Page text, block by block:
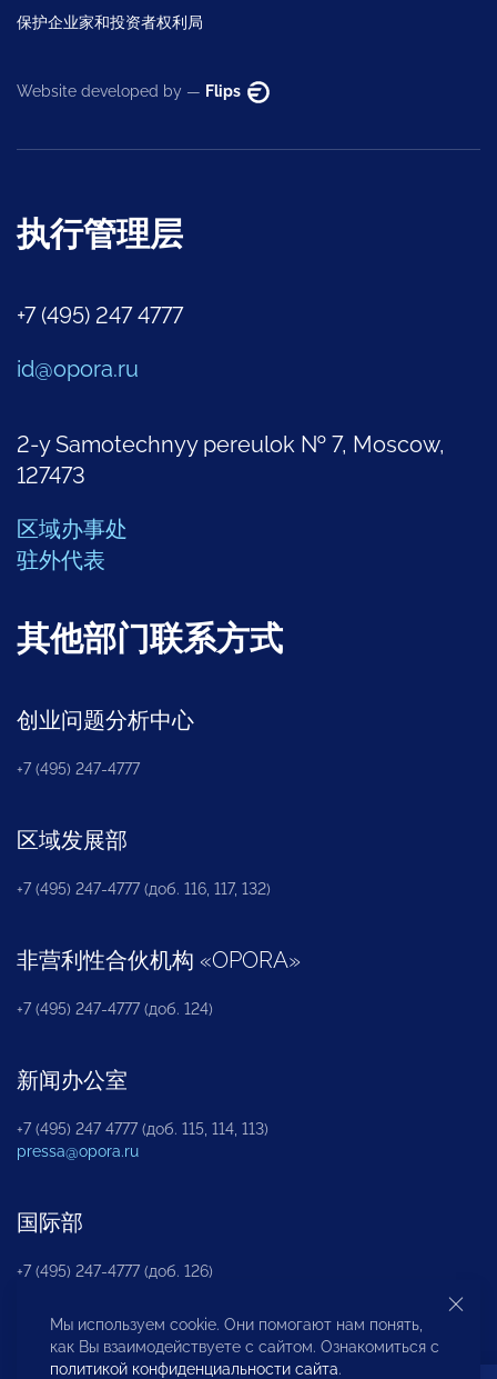
保护企业家和投资者权利局
Website developed by — Flips
执行管理层
+7 (495) 247 4777
id@opora.ru
2-y Samotechnyy pereulok № 7, Moscow,
127473
区域办事处
驻外代表
其他部门联系方式
创业问题分析中心
+7 (495) 247-4777
区域发展部
+7 (495) 247-4777 (доб. 116, 117, 132)
非营利性合伙机构 «OPORA»
+7 (495) 247-4777 (доб. 124)
新闻办公室
+7 (495) 247 4777 (доб. 115, 114, 113)
pressa@opora.ru
国际部
+7 (495) 247-4777 (доб. 126)
商投权益保护部
Мы используем cookie. Они помогают нам понять,
как Вы взаимодействуете с сайтом. Ознакомиться с
политикой конфиденциальности сайта.